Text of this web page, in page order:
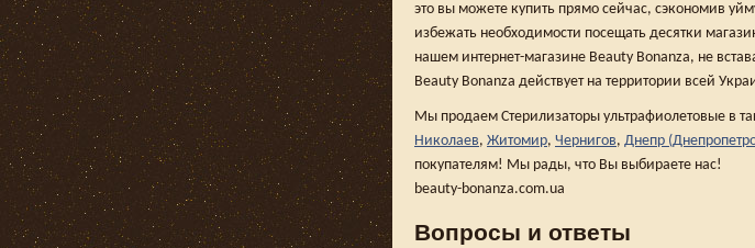
это вы можете купить прямо сейчас, сэкономив
избежать необходимости посещать десятки
нашем интернет-магазине Beauty Bonanza, не
Beauty Bonanza действует на территории всей
Мы продаем Стерилизаторы ультрафиолетовые в
Николаев, Житомир, Чернигов, Днепр
покупателям! Мы рады, что Вы выбираете нас!
beauty-bonanza.com.ua
Вопросы и ответы